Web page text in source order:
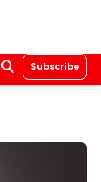
Subscribe